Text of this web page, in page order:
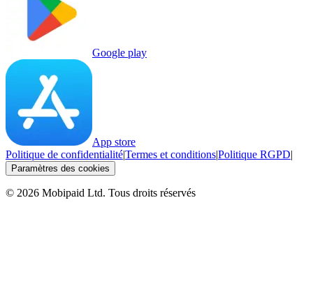
Google play
App store
Politique de confidentialité|Termes et conditions|Politique RGPD|
Paramètres des cookies
© 2026 Mobipaid Ltd. Tous droits réservés